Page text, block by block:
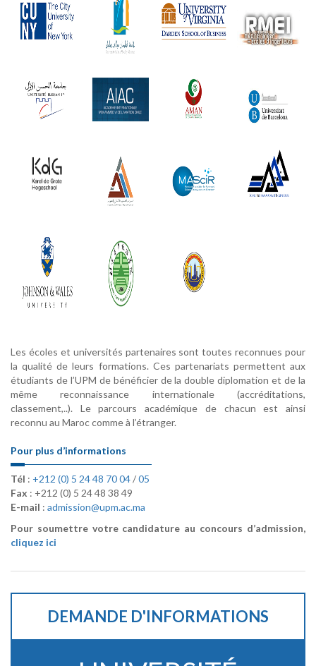
Les écoles et universités partenaires sont toutes reconnues pour
la qualité de leurs formations. Ces partenariats permettent aux
étudiants de l’UPM de bénéficier de la double diplomation et de la
même reconnaissance internationale (accréditations,
classement,..). Le parcours académique de chacun est ainsi
reconnu au Maroc comme à l’étranger.
Pour plus d’informations
Tél : +212 (0) 5 24 48 70 04/05
Fax : +212 (0) 5 24 48 38 49
E-mail : admission@upm.ac.ma
Pour soumettre votre candidature au concours d’admission,
cliquez ici
DEMANDE D'INFORMATIONS